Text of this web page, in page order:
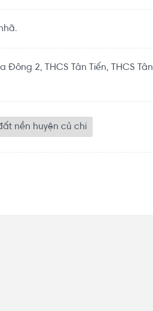
Đông 2, THCS Tân Tiến, THCS Tân
nền huyện củ chi